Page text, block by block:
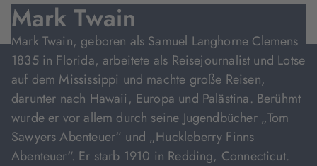
Mark Twain
Mark Twain, geboren als Samuel Langhorne Clemens
1835 in Florida, arbeitete als Reisejournalist und Lotse
auf dem Mississippi und machte große Reisen,
darunter nach Hawaii, Europa und Palästina. Berühmt
wurde er vor allem durch seine Jugendbücher „Tom
Sawyers Abenteuer“ und „Huckleberry Finns
Abenteuer“. Er starb 1910 in Redding, Connecticut.